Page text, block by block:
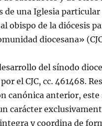
de una Iglesia particular
obispo de la diócesis
diocesana»
del sí­nodo
el CJC, cc. 461468.
canónica anterior, este
carácter
y coordina de